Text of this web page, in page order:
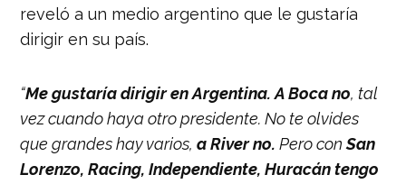
reveló a un medio argentino que le gustaría
dirigir en su país.
“Me gustaría dirigir en Argentina. A Boca no, tal
vez cuando haya otro presidente. No te olvides
que grandes hay varios,a River no. Pero conSan
Lorenzo, Racing, Independiente, Huracán tengo